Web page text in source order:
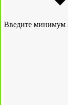
Введите минимум